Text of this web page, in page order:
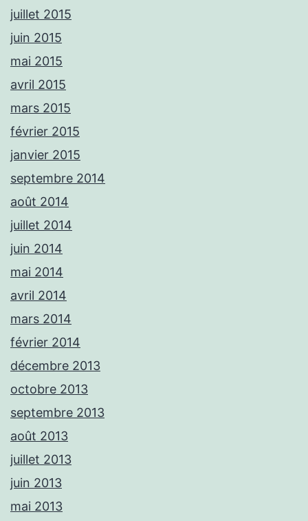
juillet 2015
juin 2015
mai 2015
avril 2015
mars 2015
février 2015
janvier 2015
septembre 2014
août 2014
juillet 2014
juin 2014
mai 2014
avril 2014
mars 2014
février 2014
décembre 2013
octobre 2013
septembre 2013
août 2013
juillet 2013
juin 2013
mai 2013